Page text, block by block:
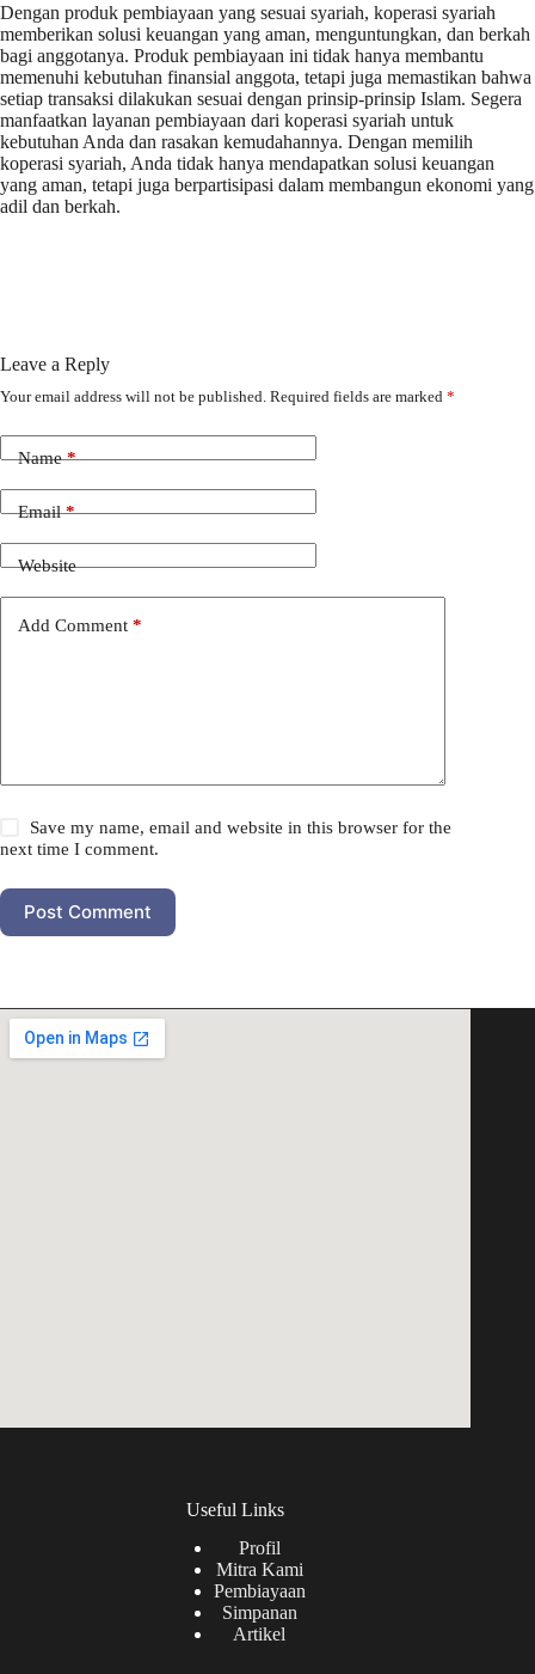
Dengan produk pembiayaan yang sesuai syariah, koperasi syariah
memberikan solusi keuangan yang aman, menguntungkan, dan berkah
bagi anggotanya. Produk pembiayaan ini tidak hanya membantu
memenuhi kebutuhan finansial anggota, tetapi juga memastikan bahwa
setiap transaksi dilakukan sesuai dengan prinsip-prinsip Islam. Segera
manfaatkan layanan pembiayaan dari koperasi syariah untuk
kebutuhan Anda dan rasakan kemudahannya. Dengan memilih
koperasi syariah, Anda tidak hanya mendapatkan solusi keuangan
yang aman, tetapi juga berpartisipasi dalam membangun ekonomi yang
adil dan berkah.
Leave a Reply
Your email address will not be published. Required fields are marked *
Name*
Email*
Website
Add Comment *
Save my name, email and website in this browser for the
next time I comment.
Post Comment
Useful Links
Profil
Mitra Kami
Pembiayaan
Simpanan
Artikel